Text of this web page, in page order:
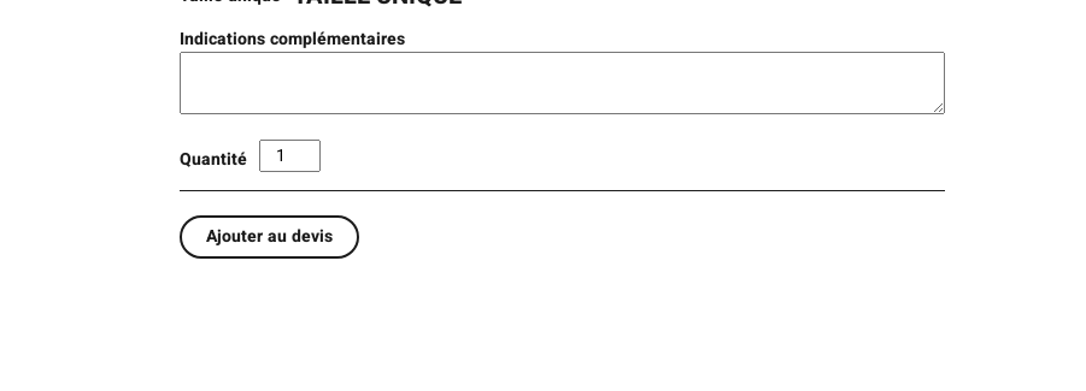
Indications complémentaires
Quantité
Ajouter au devis